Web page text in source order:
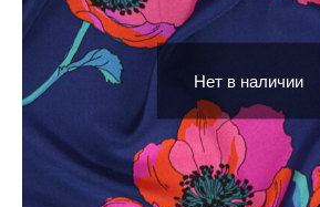
Нет в наличии